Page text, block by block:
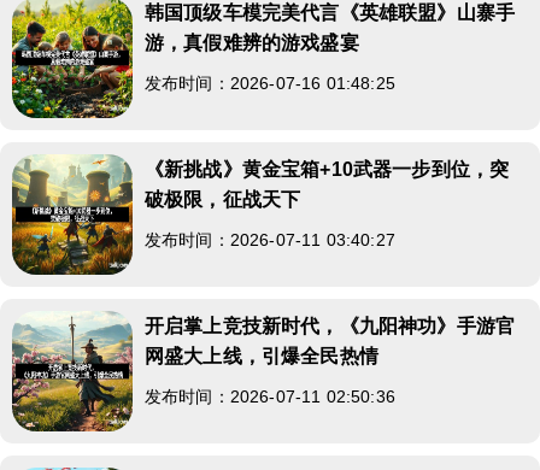
韩国顶级车模完美代言《英雄联盟》山寨手
游，真假难辨的游戏盛宴
发布时间：2026-07-16 01:48:25
《新挑战》黄金宝箱+10武器一步到位，突
破极限，征战天下
发布时间：2026-07-11 03:40:27
开启掌上竞技新时代，《九阳神功》手游官
网盛大上线，引爆全民热情
发布时间：2026-07-11 02:50:36